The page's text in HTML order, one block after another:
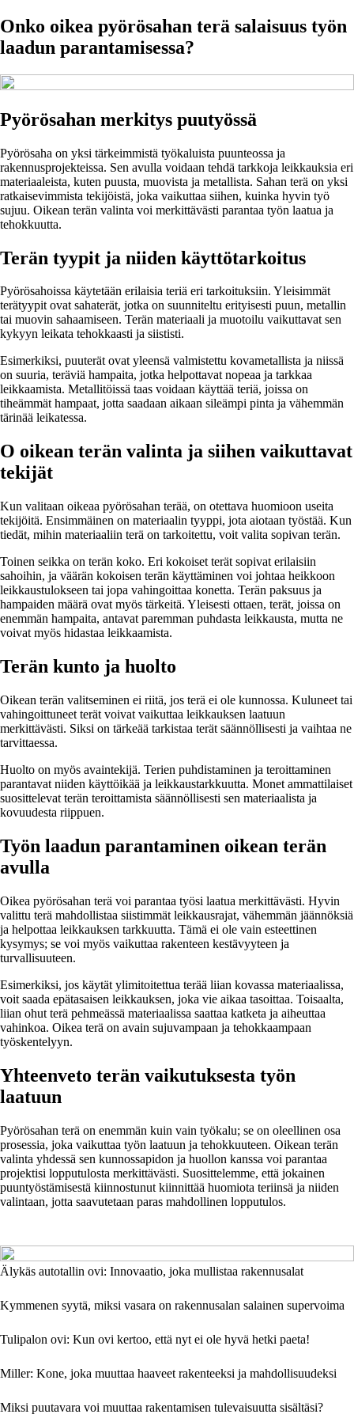
Onko oikea pyörösahan terä salaisuus työn
laadun parantamisessa?
Pyörösahan merkitys puutyössä
Pyörösaha on yksi tärkeimmistä työkaluista puunteossa ja
rakennusprojekteissa. Sen avulla voidaan tehdä tarkkoja leikkauksia eri
materiaaleista, kuten puusta, muovista ja metallista. Sahan terä on yksi
ratkaisevimmista tekijöistä, joka vaikuttaa siihen, kuinka hyvin työ
sujuu. Oikean terän valinta voi merkittävästi parantaa työn laatua ja
tehokkuutta.
Terän tyypit ja niiden käyttötarkoitus
Pyörösahoissa käytetään erilaisia teriä eri tarkoituksiin. Yleisimmät
terätyypit ovat sahaterät, jotka on suunniteltu erityisesti puun, metallin
tai muovin sahaamiseen. Terän materiaali ja muotoilu vaikuttavat sen
kykyyn leikata tehokkaasti ja siististi.
Esimerkiksi, puuterät ovat yleensä valmistettu kovametallista ja niissä
on suuria, teräviä hampaita, jotka helpottavat nopeaa ja tarkkaa
leikkaamista. Metallitöissä taas voidaan käyttää teriä, joissa on
tiheämmät hampaat, jotta saadaan aikaan sileämpi pinta ja vähemmän
tärinää leikatessa.
O oikean terän valinta ja siihen vaikuttavat
tekijät
Kun valitaan oikeaa pyörösahan terää, on otettava huomioon useita
tekijöitä. Ensimmäinen on materiaalin tyyppi, jota aiotaan työstää. Kun
tiedät, mihin materiaaliin terä on tarkoitettu, voit valita sopivan terän.
Toinen seikka on terän koko. Eri kokoiset terät sopivat erilaisiin
sahoihin, ja väärän kokoisen terän käyttäminen voi johtaa heikkoon
leikkaustulokseen tai jopa vahingoittaa konetta. Terän paksuus ja
hampaiden määrä ovat myös tärkeitä. Yleisesti ottaen, terät, joissa on
enemmän hampaita, antavat paremman puhdasta leikkausta, mutta ne
voivat myös hidastaa leikkaamista.
Terän kunto ja huolto
Oikean terän valitseminen ei riitä, jos terä ei ole kunnossa. Kuluneet tai
vahingoittuneet terät voivat vaikuttaa leikkauksen laatuun
merkittävästi. Siksi on tärkeää tarkistaa terät säännöllisesti ja vaihtaa ne
tarvittaessa.
Huolto on myös avaintekijä. Terien puhdistaminen ja teroittaminen
parantavat niiden käyttöikää ja leikkaustarkkuutta. Monet ammattilaiset
suosittelevat terän teroittamista säännöllisesti sen materiaalista ja
kovuudesta riippuen.
Työn laadun parantaminen oikean terän
avulla
Oikea pyörösahan terä voi parantaa työsi laatua merkittävästi. Hyvin
valittu terä mahdollistaa siistimmät leikkausrajat, vähemmän jäännöksiä
ja helpottaa leikkauksen tarkkuutta. Tämä ei ole vain esteettinen
kysymys; se voi myös vaikuttaa rakenteen kestävyyteen ja
turvallisuuteen.
Esimerkiksi, jos käytät ylimitoitettua terää liian kovassa materiaalissa,
voit saada epätasaisen leikkauksen, joka vie aikaa tasoittaa. Toisaalta,
liian ohut terä pehmeässä materiaalissa saattaa katketa ja aiheuttaa
vahinkoa. Oikea terä on avain sujuvampaan ja tehokkaampaan
työskentelyyn.
Yhteenveto terän vaikutuksesta työn
laatuun
Pyörösahan terä on enemmän kuin vain työkalu; se on oleellinen osa
prosessia, joka vaikuttaa työn laatuun ja tehokkuuteen. Oikean terän
valinta yhdessä sen kunnossapidon ja huollon kanssa voi parantaa
projektisi lopputulosta merkittävästi. Suosittelemme, että jokainen
puuntyöstämisestä kiinnostunut kiinnittää huomiota teriinsä ja niiden
valintaan, jotta saavutetaan paras mahdollinen lopputulos.
Älykäs autotallin ovi: Innovaatio, joka mullistaa rakennusalat
Kymmenen syytä, miksi vasara on rakennusalan salainen supervoima
Tulipalon ovi: Kun ovi kertoo, että nyt ei ole hyvä hetki paeta!
Miller: Kone, joka muuttaa haaveet rakenteeksi ja mahdollisuudeksi
Miksi puutavara voi muuttaa rakentamisen tulevaisuutta sisältäsi?